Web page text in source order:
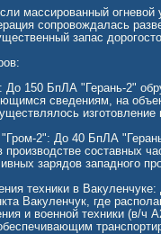
массированный огневой
сопровождалась
запас
До 150 БпЛА "Герань-2"
сведениям, на
2": До 40 БпЛА
составных
зарядов западного
техники в
Вакуленчук, где
и военной техники (в/